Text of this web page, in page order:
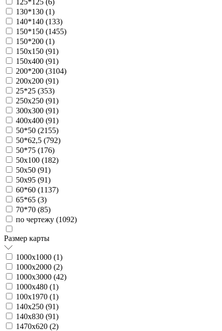
130*130 (1)
140*140 (133)
150*150 (1455)
150*200 (1)
150х150 (91)
150х400 (91)
200*200 (3104)
200х200 (91)
25*25 (353)
250х250 (91)
300х300 (91)
400х400 (91)
50*50 (2155)
50*62,5 (792)
50*75 (176)
50х100 (182)
50х50 (91)
50х95 (91)
60*60 (1137)
65*65 (3)
70*70 (85)
по чертежу (1092)
Размер карты
1000х1000 (1)
1000х2000 (2)
1000х3000 (42)
1000х480 (1)
100х1970 (1)
140х250 (91)
140х830 (91)
1470х620 (2)